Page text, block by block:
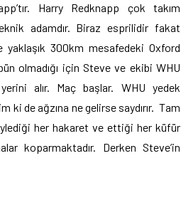
Harry Redknapp çok takım
adamdır. Biraz esprilidir fakat
yaklaşık 300km mesafedeki Oxford
olmadığı için Steve ve ekibi WHU
alır. Maç başlar. WHU yedek
de ağzına ne gelirse saydırır. Tam
her hakaret ve ettiği her küfür
koparmaktadır. Derken Steve’in